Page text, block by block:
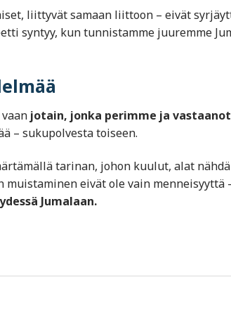
liittyvät samaan liittoon – eivät
syntyy, kun tunnistamme juuremme
jotain, jonka perimme ja
– sukupolvesta toiseen.
tarinan, johon kuulut, alat
eivät ole vain menneisyyttä
Jumalaan.